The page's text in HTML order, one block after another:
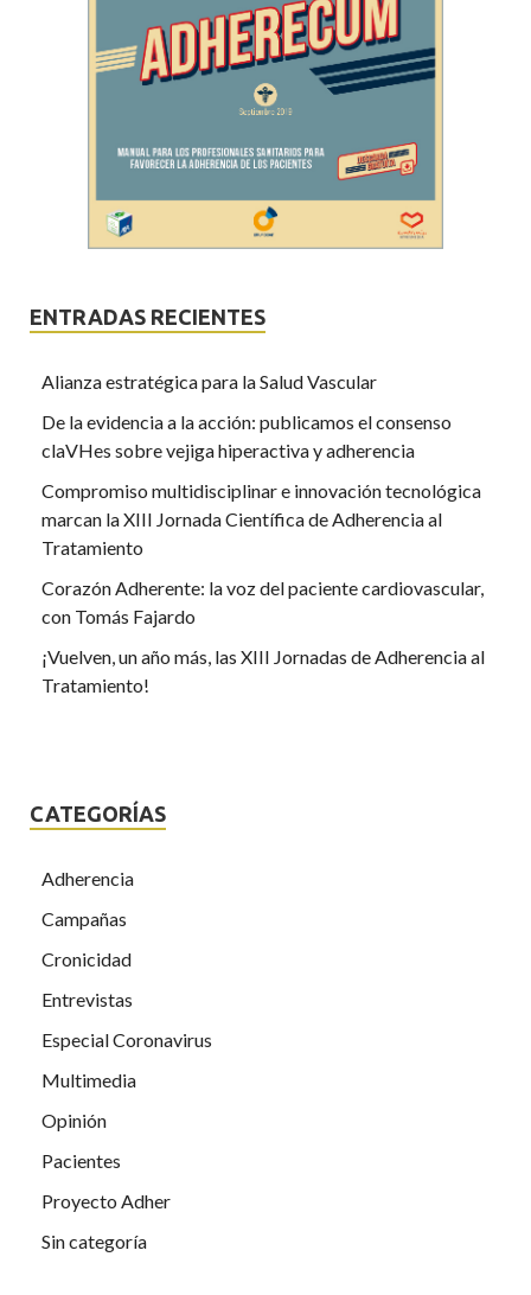
ENTRADAS RECIENTES
Alianza estratégica para la Salud Vascular
De la evidencia a la acción: publicamos el consenso
claVHes sobre vejiga hiperactiva y adherencia
Compromiso multidisciplinar e innovación tecnológica
marcan la XIII Jornada Científica de Adherencia al
Tratamiento
Corazón Adherente: la voz del paciente cardiovascular,
con Tomás Fajardo
¡Vuelven, un año más, las XIII Jornadas de Adherencia al
Tratamiento!
CATEGORÍAS
Adherencia
Campañas
Cronicidad
Entrevistas
Especial Coronavirus
Multimedia
Opinión
Pacientes
Proyecto Adher
Sin categoría